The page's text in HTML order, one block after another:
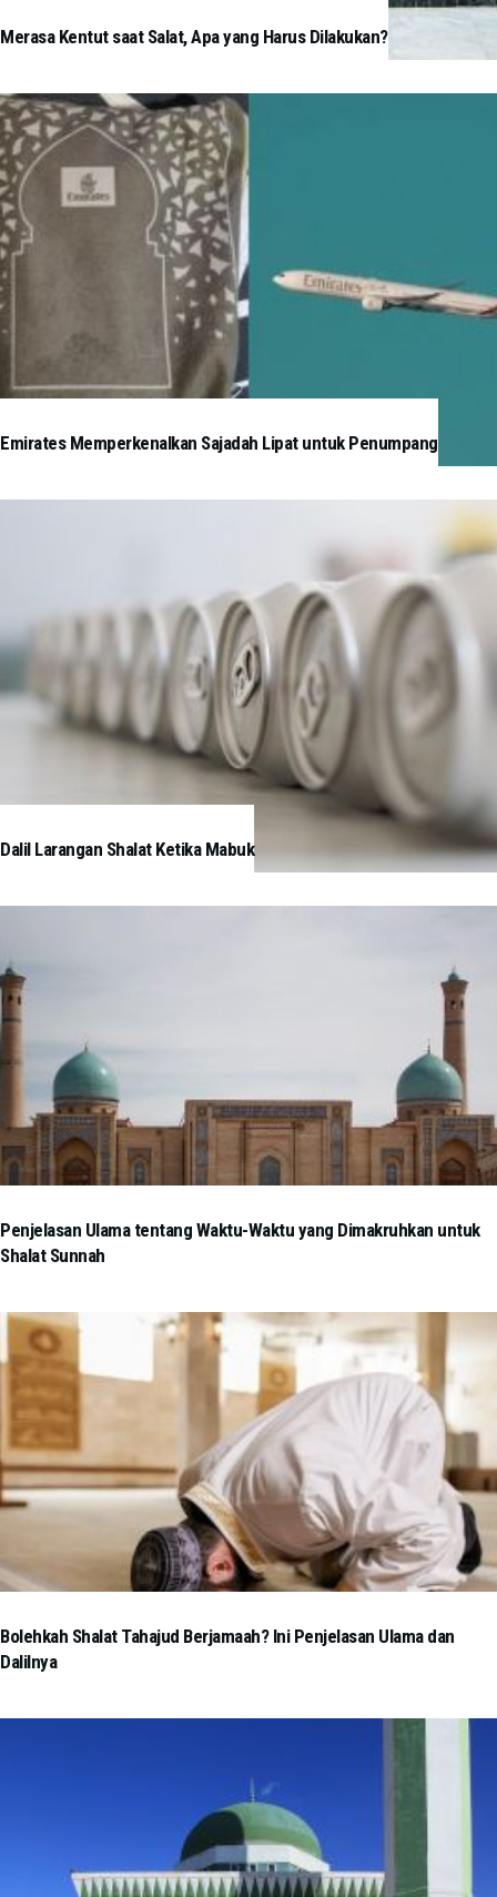
Merasa Kentut saat Salat, Apa yang Harus Dilakukan?
Emirates Memperkenalkan Sajadah Lipat untuk Penumpang
Dalil Larangan Shalat Ketika Mabuk
Penjelasan Ulama tentang Waktu-Waktu yang Dimakruhkan untuk
Shalat Sunnah
Bolehkah Shalat Tahajud Berjamaah? Ini Penjelasan Ulama dan
Dalilnya